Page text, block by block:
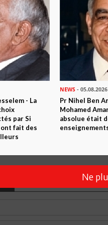
ami Imprimer
PARTAGEZ-LE AVEC
CET ARTICLE
- La
par Si
ont fait des
NEWS - 05.08.2026
Pr Nihel Ben
Mohamed
absolue était
Ne